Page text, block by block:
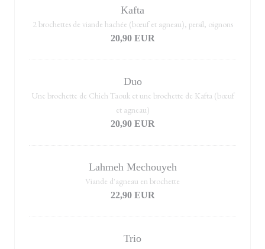
Kafta
2 brochettes de viande hachée (bœuf et agneau), persil, oignons
20,90 EUR
Duo
Une brochette de Chich Taouk et une brochette de Kafta (bœuf
et agneau)
20,90 EUR
Lahmeh Mechouyeh
Viande d'agneau en brochette
22,90 EUR
Trio